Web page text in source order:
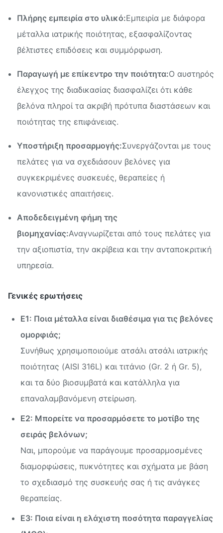
Πλήρης εμπειρία στο υλικό:Εμπειρία με διάφορα
μέταλλα ιατρικής ποιότητας, εξασφαλίζοντας
βέλτιστες επιδόσεις και συμμόρφωση.
Παραγωγή με επίκεντρο την ποιότητα:Ο αυστηρός
έλεγχος της διαδικασίας διασφαλίζει ότι κάθε
βελόνα πληροί τα ακριβή πρότυπα διαστάσεων και
ποιότητας της επιφάνειας.
Υποστήριξη προσαρμογής:Συνεργάζονται με τους
πελάτες για να σχεδιάσουν βελόνες για
συγκεκριμένες συσκευές, θεραπείες ή
κανονιστικές απαιτήσεις.
Αποδεδειγμένη φήμη της
βιομηχανίας:Αναγνωρίζεται από τους πελάτες για
την αξιοπιστία, την ακρίβεια και την ανταποκριτική
υπηρεσία.
Γενικές ερωτήσεις
Ε1: Ποια μέταλλα είναι διαθέσιμα για τις βελόνες
ομορφιάς;
Συνήθως χρησιμοποιούμε ατσάλι ατσάλι ιατρικής
ποιότητας (AISI 316L) και τιτάνιο (Gr. 2 ή Gr. 5),
και τα δύο βιοσυμβατά και κατάλληλα για
επαναλαμβανόμενη στείρωση.
Ε2: Μπορείτε να προσαρμόσετε το μοτίβο της
σειράς βελόνων;
Ναι, μπορούμε να παράγουμε προσαρμοσμένες
διαμορφώσεις, πυκνότητες και σχήματα με βάση
το σχεδιασμό της συσκευής σας ή τις ανάγκες
θεραπείας.
Ε3: Ποια είναι η ελάχιστη ποσότητα παραγγελίας